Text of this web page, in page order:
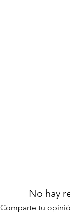
No hay
Comparte tu